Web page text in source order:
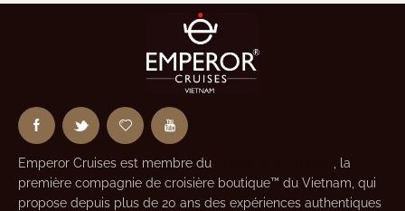
Emperor Cruises est membre du
, la
première compagnie de croisière boutique™ du Vietnam, qui
propose depuis plus de 20 ans des expériences authentiques